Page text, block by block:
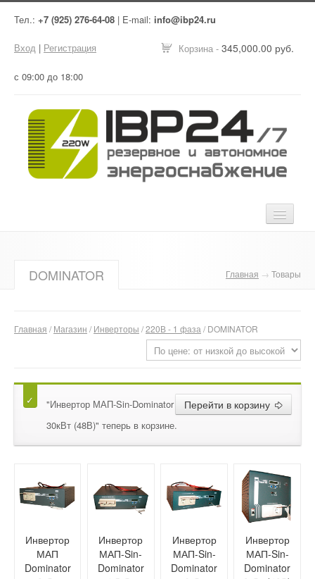
Тел.: +7 (925) 276-64-08 | E-mail: info@ibp24.ru
Корзина - 345,000.00 руб.
Вход | Регистрация
с 09:00 до 18:00
Оборудование
Контакты
DOMINATOR Главная → Товары
Главная /Магазин /Инверторы /220В - 1 фаза / DOMINATOR
Перейти в корзину
"Инвертор МАП-Sin-Dominator
30кВт (48В)" теперь в корзине.
Инвертор
МАП
Dominator
Инвертор
МАП-Sin-
Dominator
Инвертор
МАП-Sin-
Dominator
Инвертор
МАП-Sin-
Dominator